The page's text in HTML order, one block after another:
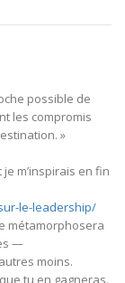
possible de
les compromis
»
m’inspirais en fin
le-leadership/
métamorphosera
—
moins.
tu en gagneras.